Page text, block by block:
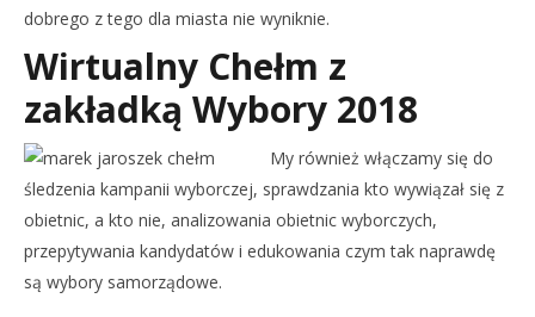
dobrego z tego dla miasta nie wyniknie.
Wirtualny Chełm z
zakładką Wybory 2018
My również włączamy się do
śledzenia kampanii wyborczej, sprawdzania kto wywiązał się z
obietnic, a kto nie, analizowania obietnic wyborczych,
przepytywania kandydatów i edukowania czym tak naprawdę
są wybory samorządowe.